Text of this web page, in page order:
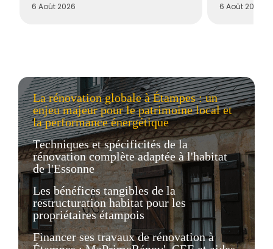
6 Août 2026 6 Août 2026
La rénovation globale à Étampes : un
enjeu majeur pour le patrimoine local et
la performance énergétique
Techniques et spécificités de la
rénovation complète adaptée à l'habitat
de l'Essonne
Les bénéfices tangibles de la
restructuration habitat pour les
propriétaires étampois
Financer ses travaux de rénovation à